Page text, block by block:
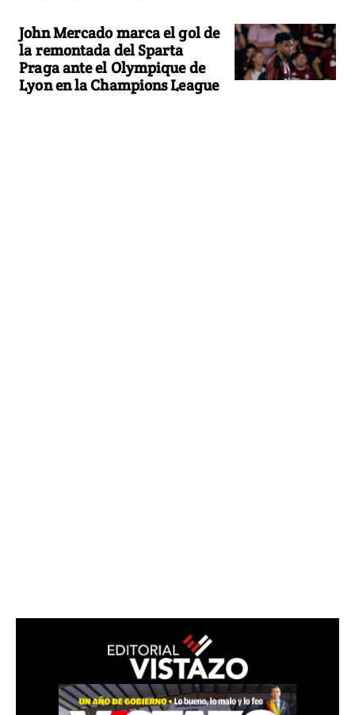
John Mercado marca el gol de
la remontada del Sparta
Praga ante el Olympique de
Lyon en la Champions League